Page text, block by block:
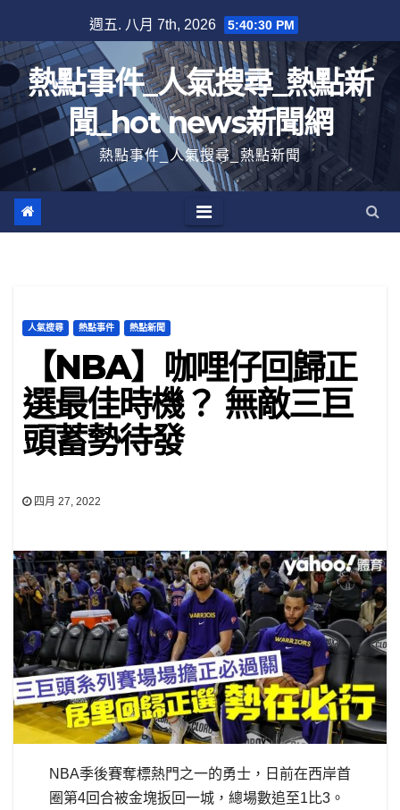
至
內
容
週五. 八月 7th, 2026 5:40:31 PM
熱點事件_人氣搜尋_熱點新
聞_hot news新聞網
熱點事件_人氣搜尋_熱點新聞
人氣搜尋 熱點事件 熱點新聞
【NBA】咖哩仔回歸正
選最佳時機？ 無敵三巨
頭蓄勢待發
四月 27, 2022
NBA季後賽奪標熱門之一的勇士，日前在西岸首
圈第4回合被金塊扳回一城，總場數追至1比3。